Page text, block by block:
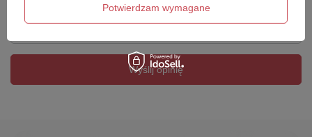
Wyślij opinię
Potwierdzam wymagane